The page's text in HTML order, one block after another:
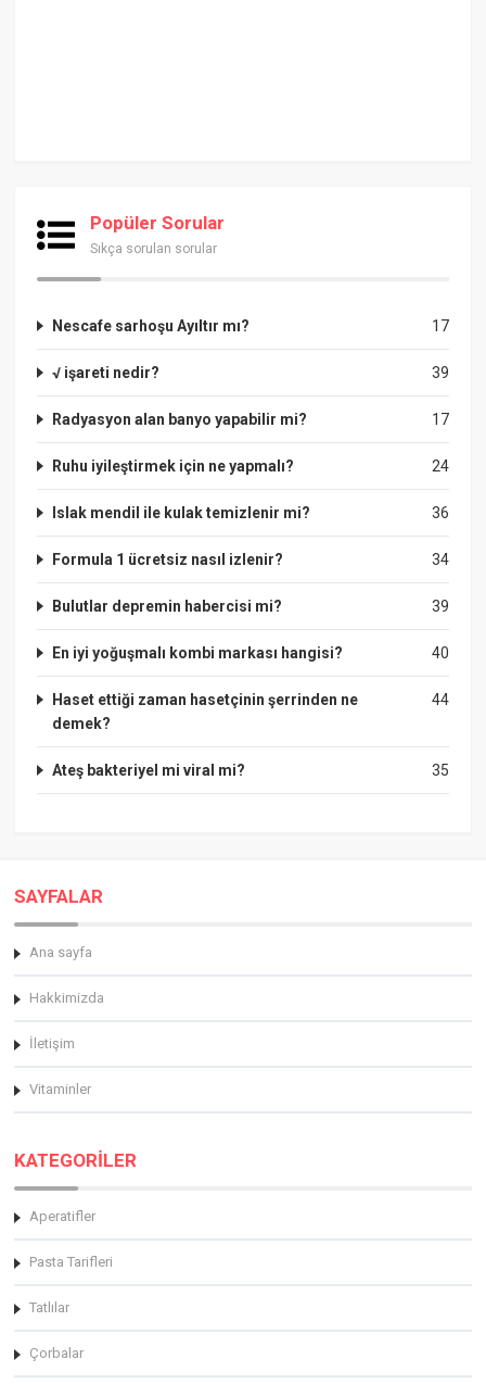
Popüler Sorular
Sıkça sorulan sorular
17
Nescafe sarhoşu Ayıltır mı?
39
√ işareti nedir?
17
Radyasyon alan banyo yapabilir mi?
24
Ruhu iyileştirmek için ne yapmalı?
36
Islak mendil ile kulak temizlenir mi?
34
Formula 1 ücretsiz nasıl izlenir?
39
Bulutlar depremin habercisi mi?
40
En iyi yoğuşmalı kombi markası hangisi?
44
Haset ettiği zaman hasetçinin şerrinden ne
demek?
35
Ateş bakteriyel mi viral mi?
SAYFALAR
Ana sayfa
Hakkimizda
İletişim
Vitaminler
KATEGORİLER
Aperatifler
Pasta Tarifleri
Tatlılar
Çorbalar